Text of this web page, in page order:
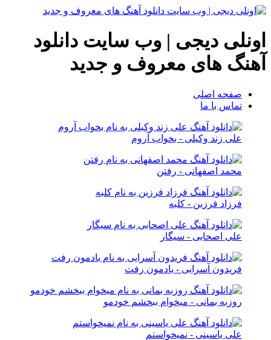
اونلی دیجی | وب سایت دانلود
آهنگ های معروف و جدید
صفحه اصلی
تماس با ما
علی زند وکیلی - بخواب آروم
محمد اصفهانی - رفتن
فرزاد فرزین - کلبه
علی اصحابی - سیگار
فریدون آسرایی - یادمون رفت
روزبه بمانی - میخوام ببخشم خودمو
علی یاسینی - نمیخواستم